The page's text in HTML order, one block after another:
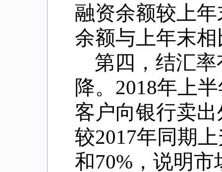
融资余额较上
余额与上年末
第四，结汇
降。2018年上
客户向银行卖
较2017年同期
和70%，说明